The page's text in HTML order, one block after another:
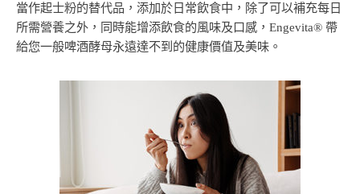
當作起士粉的替代品，添加於日常飲食中，除了可以補充每日
所需營養之外，同時能增添飲食的風味及口感，Engevita® 帶
給您一般啤酒酵母永遠達不到的健康價值及美味。